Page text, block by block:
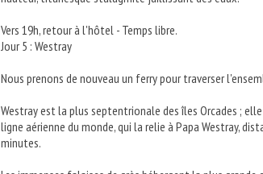
Vers 19h, retour à l'hôtel - Temps libre.
Jour 5 : Westray
Nous prenons de nouveau un ferry pour traverser
Westray est la plus septentrionale des îles Orcades ;
ligne aérienne du monde, qui la relie à Papa Westray,
minutes.